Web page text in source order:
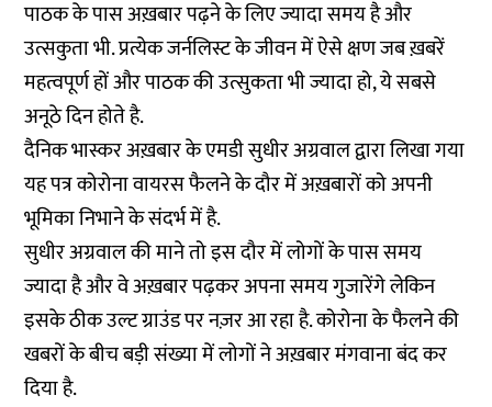
पाठक के पास अख़बार पढ़ने के लिए ज्यादा समय है और
उत्सकुता भी. प्रत्येक जर्नलिस्ट के जीवन में ऐसे क्षण जब ख़बरें
महत्वपूर्ण हों और पाठक की उत्सुकता भी ज्यादा हो, ये सबसे
अनूठे दिन होते है.
दैनिक भास्कर अख़बार के एमडी सुधीर अग्रवाल द्वारा लिखा गया
यह पत्र कोरोना वायरस फैलने के दौर में अख़बारों को अपनी
भूमिका निभाने के संदर्भ में है.
सुधीर अग्रवाल की माने तो इस दौर में लोगों के पास समय
ज्यादा है और वे अख़बार पढ़कर अपना समय गुजारेंगे लेकिन
इसके ठीक उल्ट ग्राउंड पर नज़र आ रहा है. कोरोना के फैलने की
खबरों के बीच बड़ी संख्या में लोगों ने अख़बार मंगवाना बंद कर
दिया है.